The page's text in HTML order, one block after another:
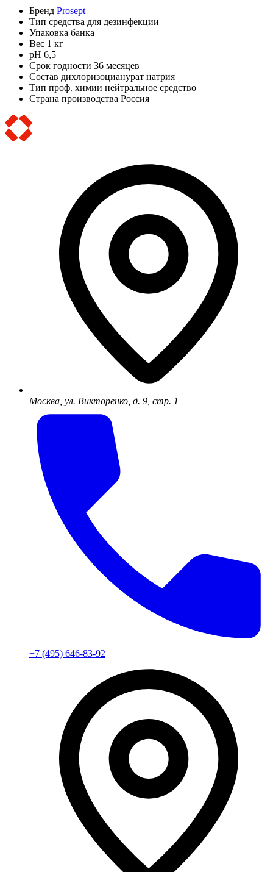
Бренд Prosept
Тип средства для дезинфекции
Упаковка банка
Вес 1 кг
pH 6,5
Срок годности 36 месяцев
Состав дихлоризоцианурат натрия
Тип проф. химии нейтральное средство
Страна производства Россия
Москва, ул. Викторенко, д. 9, стр. 1
+7 (495) 646-83-92